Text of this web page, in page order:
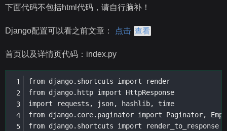
下面代码不包括html代码，请自行脑补！
Django配置可以看之前文章： 点击 查看
首页以及详情页代码：index.py
from django.shortcuts import render
from django.http import HttpResponse
import requests, json, hashlib, time
from django.core.paginator import Paginator,
from django.shortcuts import render_to_response